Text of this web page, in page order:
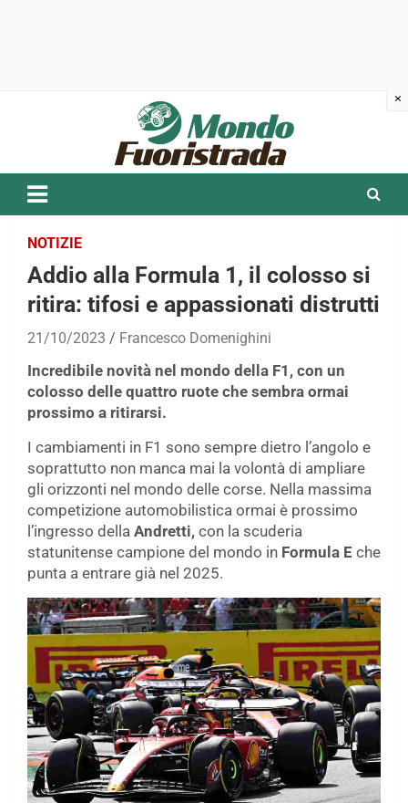
NOTIZIE
Addio alla Formula 1, il colosso si
ritira: tifosi e appassionati distrutti
21/10/2023 Francesco Domenighini
Incredibile novità nel mondo della F1, con un
colosso delle quattro ruote che sembra ormai
prossimo a ritirarsi.
I cambiamenti in F1 sono sempre dietro l’angolo e
soprattutto non manca mai la volontà di ampliare
gli orizzonti nel mondo delle corse. Nella massima
competizione automobilistica ormai è prossimo
l’ingresso della Andretti, con la scuderia
statunitense campione del mondo in Formula E che
punta a entrare già nel 2025.